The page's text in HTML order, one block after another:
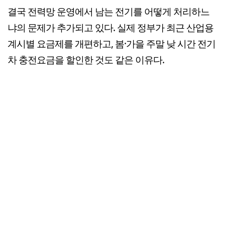
결국 전력망 운영에서 남는 전기를 어떻게 처리하느
냐의 문제가 추가되고 있다. 실제 정부가 최근 산업용
계시별 요금제를 개편하고, 봄·가을 주말 낮 시간 전기
차 충전요금을 할인한 것도 같은 이유다.